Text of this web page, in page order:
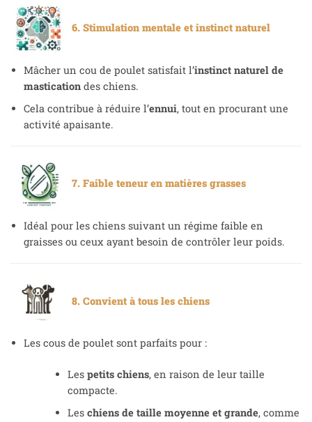
6. Stimulation mentale et instinct naturel
Mâcher un cou de poulet satisfait l’instinct naturel de
masticationdes chiens.
Cela contribue à réduire l’ennui, tout en procurant une
activité apaisante.
7. Faible teneur en matières grasses
Idéal pour les chiens suivant un régime faible en
graisses ou ceux ayant besoin de contrôler leur poids.
8. Convient à tous les chiens
Les cous de poulet sont parfaits pour :
Les petits chiens, en raison de leur taille
compacte.
Les chiens de taille moyenne et grande, comme